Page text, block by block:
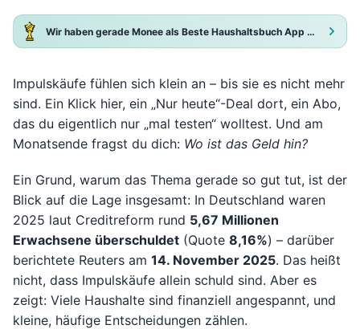
Wir haben gerade Monee als Beste Haushaltsbuch App 2025 ausgezeichnet!
Impulskäufe fühlen sich klein an – bis sie es nicht mehr
sind. Ein Klick hier, ein „Nur heute“-Deal dort, ein Abo,
das du eigentlich nur „mal testen“ wolltest. Und am
Monatsende fragst du dich: Wo ist das Geld hin?
Ein Grund, warum das Thema gerade so gut tut, ist der
Blick auf die Lage insgesamt: In Deutschland waren
2025 laut Creditreform rund 5,67 Millionen
Erwachsene überschuldet (Quote 8,16%) – darüber
berichtete Reuters am 14. November 2025. Das heißt
nicht, dass Impulskäufe allein schuld sind. Aber es
zeigt: Viele Haushalte sind finanziell angespannt, und
kleine, häufige Entscheidungen zählen.